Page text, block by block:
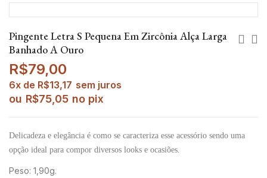
Pingente Letra S Pequena Em Zircônia Alça Larga
Banhado A Ouro
R$79,00
6x de R$13,17 sem juros
ou R$75,05 no pix
Delicadeza e elegância é como se caracteriza esse acessório sendo uma
opção ideal para compor diversos looks e ocasiões.
Peso: 1,90g.